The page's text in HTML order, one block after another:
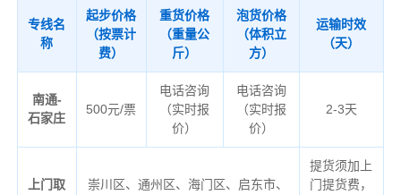
专线名
称
起步价格
（按票计
费）
重货价格
（重量公
斤）
泡货价格
（体积立
方）
运输时效
（天）
南通-
石家庄
500元/票
电话咨询
（实时报
价）
电话咨询
（实时报
价）
2-3天
上门取
崇川区、通州区、海门区、启东市、
提货须加上
门提货费，